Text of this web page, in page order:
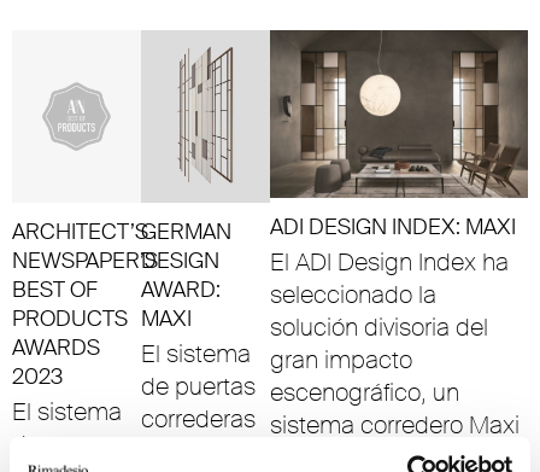
ARCHITECT’S
NEWSPAPER’S
BEST OF
PRODUCTS
AWARDS
2023
El sistema
de puerta
GERMAN
DESIGN
AWARD:
MAXI
El sistema
de puertas
correderas
ADI DESIGN INDEX: MAXI
El ADI Design Index ha
seleccionado la
solución divisoria del
gran impacto
escenográfico, un
sistema corredero Maxi
diseñado por Giuseppe